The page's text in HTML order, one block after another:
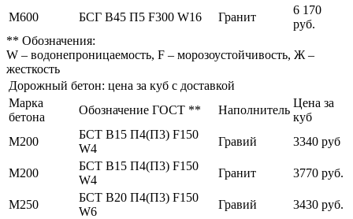
М600
БСГ В45 П5 F300 W16 Гранит
6 170
руб.
** Обозначения:
W – водонепроницаемость, F – морозоустойчивость, Ж –
жесткость
Дорожный бетон: цена за куб с доставкой
Марка
бетона
Обозначение ГОСТ ** Наполнитель
Цена за
куб
М200
БСТ В15 П4(П3) F150
W4
Гравий 3340 руб
М200
БСТ В15 П4(П3) F150
W4
Гранит 3770 руб.
М250
БСТ В20 П4(П3) F150
W6
Гравий 3430 руб.